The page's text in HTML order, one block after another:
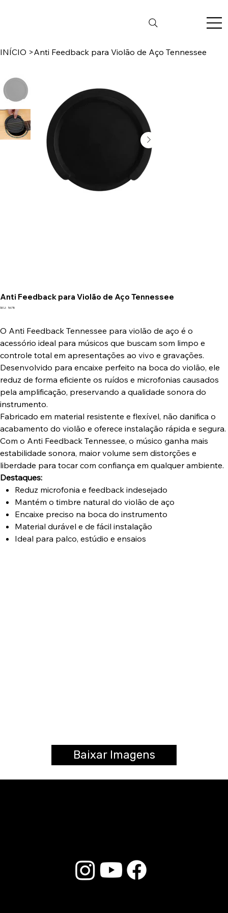
INÍCIO >Anti Feedback para Violão de Aço Tennessee
Anti Feedback para Violão de Aço Tennessee
SKU: SKU
5678
O Anti Feedback Tennessee para violão de aço é o
acessório ideal para músicos que buscam som limpo e
controle total em apresentações ao vivo e gravações.
Desenvolvido para encaixe perfeito na boca do violão, ele
reduz de forma eficiente os ruídos e microfonias causados
pela amplificação, preservando a qualidade sonora do
instrumento.
Fabricado em material resistente e flexível, não danifica o
acabamento do violão e oferece instalação rápida e segura.
Com o Anti Feedback Tennessee, o músico ganha mais
estabilidade sonora, maior volume sem distorções e
liberdade para tocar com confiança em qualquer ambiente.
Destaques:
Reduz microfonia e feedback indesejado
Mantém o timbre natural do violão de aço
Encaixe preciso na boca do instrumento
Material durável e de fácil instalação
Ideal para palco, estúdio e ensaios
Baixar Imagens